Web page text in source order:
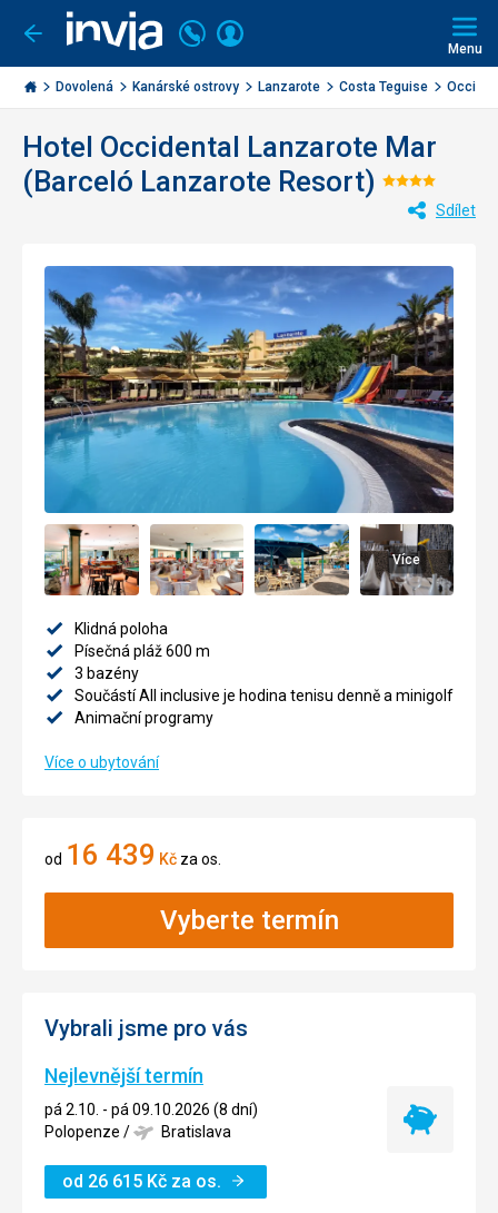
Jít
zpět
Invia.cz
Volejte
226
000
284
Přihlásit
Menu
Dovolená Kanárské ostrovy Lanzarote Costa Teguise
Hotel Occidental Lanzarote Mar
(Barceló Lanzarote Resort)
4/5 Sdílet
Více
Klidná poloha
Písečná pláž 600 m
3 bazény
Součástí All inclusive je hodina tenisu denně a minigolf
Animační programy
Více o ubytování
od 16 439 Kč za os.
Vyberte termín
Vybrali jsme pro vás
Nejlevnější termín
pá 2.10. - pá 09.10.2026 (8 dní)
Polopenze / Bratislava
od 26 615 Kč za os.
Nejlevnější